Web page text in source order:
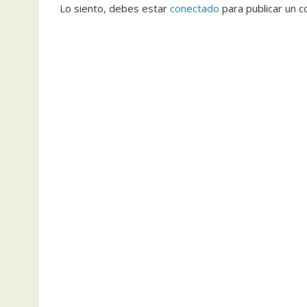
Lo siento, debes estar conectado para publicar un